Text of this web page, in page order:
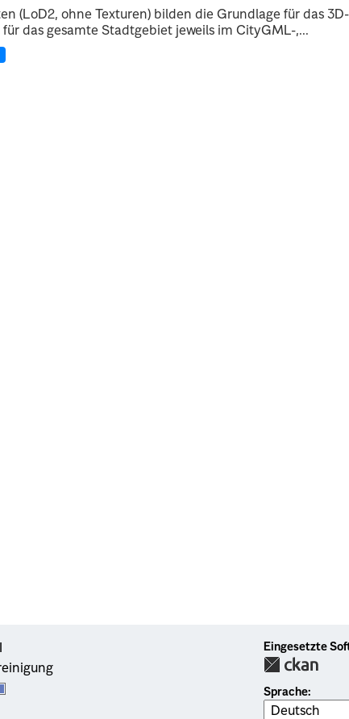
(LoD2, ohne Texturen) bilden die Grundlage für das
das gesamte Stadtgebiet jeweils im CityGML-,...
Eingesetzte
Sprache